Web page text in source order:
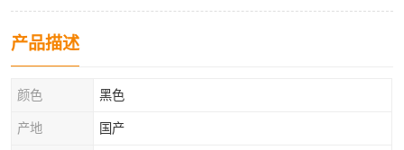
产品描述
颜色 黑色
产地 国产